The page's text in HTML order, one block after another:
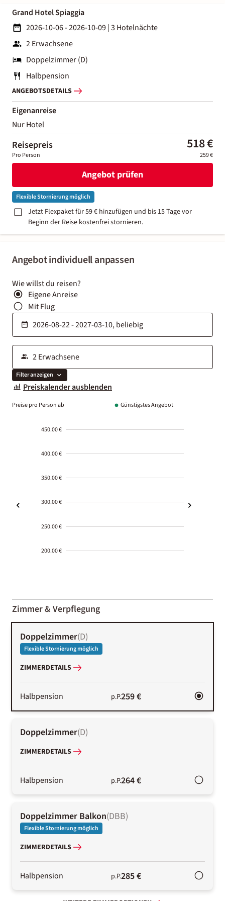
Angebot individuell anpassen
Wie willst du reisen?
Eigene Anreise
Mit Flug
Filter anzeigen
Preiskalender ausblenden
Preise pro Person ab Günstigstes Angebot
450.00 €
400.00 €
350.00 €
300.00 €
250.00 €
200.00 €
01-02
Zimmer & Verpflegung
Doppelzimmer(D)
Flexible Stornierung möglich
ZIMMERDETAILS
Halbpension p.P.259 €
Doppelzimmer(D)
ZIMMERDETAILS
Halbpension p.P.264 €
Doppelzimmer Balkon(DBB)
Flexible Stornierung möglich
ZIMMERDETAILS
Halbpension p.P.285 €
Grand Hotel Spiaggia
2026-10-06 - 2026-10-09|3 Hotelnächte
2 Erwachsene
Doppelzimmer (D)
Halbpension
ANGEBOTSDETAILS
Eigenanreise
Nur Hotel
Reisepreis 518 €
Pro Person 259 €
Angebot prüfen
Flexible Stornierung möglich
Jetzt Flexpaket für 59 € hinzufügen und bis 15 Tage vor
Beginn der Reise kostenfrei stornieren.